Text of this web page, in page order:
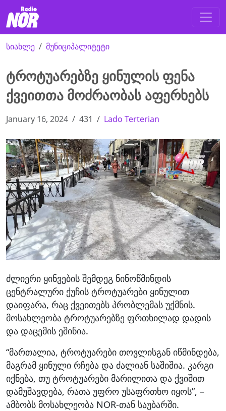
სიახლე მუნიციპალიტეტი
ტროტუარებზე ყინულის ფენა
ქვეითთა მოძრაობას აფერხებს
January 16, 2024 431 Lado Terterian
ძლიერი ყინვების შემდეგ ნინოწმინდის
ცენტრალური ქუჩის ტროტუარები ყინულით
დაიფარა, რაც ქვეითებს პრობლემას უქმნის.
მოსახლეობა ტროტუარებზე ფრთხილად დადის
და დაცემის ეშინია.
“მართალია, ტროტუარები თოვლისგან იწმინდება,
მაგრამ ყინული რჩება და ძალიან საშიშია. კარგი
იქნება, თუ ტროტუარები მარილითა და ქვიშით
დამუშავდება, რათა უფრო უსაფრთხო იყოს”, –
ამბობს მოსახლეობა NOR-თან საუბარში.